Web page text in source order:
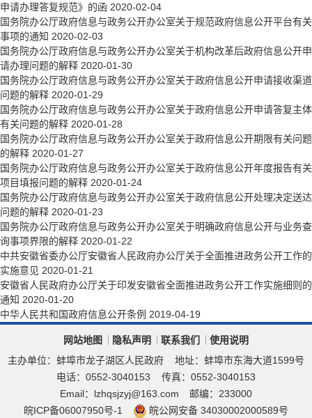
申请办理答复规范》的函 2020-02-04
国务院办公厅政府信息与政务公开办公室关于规范政府信息公开平台有关
事项的通知 2020-02-03
国务院办公厅政府信息与政务公开办公室关于机构改革后政府信息公开申
请办理问题的解释 2020-01-30
国务院办公厅政府信息与政务公开办公室关于政府信息公开申请接收渠道
问题的解释 2020-01-29
国务院办公厅政府信息与政务公开办公室关于政府信息公开申请答复主体
有关问题的解释 2020-01-28
国务院办公厅政府信息与政务公开办公室关于政府信息公开期限有关问题
的解释 2020-01-27
国务院办公厅政府信息与政务公开办公室关于政府信息公开年度报告有关
项目填报问题的解释 2020-01-24
国务院办公厅政府信息与政务公开办公室关于政府信息公开处理决定送达
问题的解释 2020-01-23
国务院办公厅政府信息与政务公开办公室关于明确政府信息公开与业务查
询事项界限的解释 2020-01-22
中共安徽省委办公厅安徽省人民政府办公厅关于全面推进政务公开工作的
实施意见 2020-01-21
安徽省人民政府办公厅关于印发安徽省全面推进政务公开工作实施细则的
通知 2020-01-20
中华人民共和国政府信息公开条例 2019-04-19
网站地图 隐私声明 联系我们
使用说明
主办单位：蚌埠市龙子湖区人民政府
地址：蚌埠市东海大道1599号
电话：0552-3040153
传真：0552-3040153
Email：lzhqsjzyj@163.com
邮编：233000
皖ICP备06007950号-1
皖公网安备 34030002000589号